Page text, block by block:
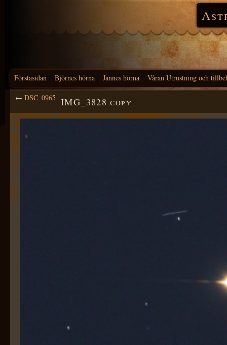
Förstasidan Björnes hörna Jannes hörna Våran Utrustning och
← DSC_0965 IMG_3828 copy